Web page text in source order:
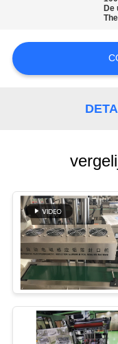
CITAAT
SITEMAP
De